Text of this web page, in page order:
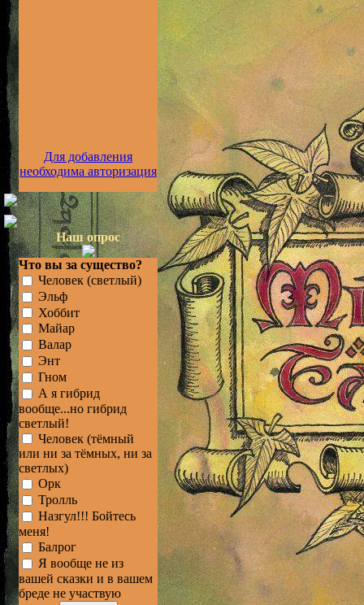
Для добавления
необходима авторизация
Наш опрос
Что вы за существо?
Человек (светлый)
Эльф
Хоббит
Майар
Валар
Энт
Гном
А я гибрид
вообще...но гибрид
светлый!
Человек (тёмный
или ни за тёмных, ни за
светлых)
Орк
Тролль
Назгул!!! Бойтесь
меня!
Балрог
Я вообще не из
вашей сказки и в вашем
бреде не участвую